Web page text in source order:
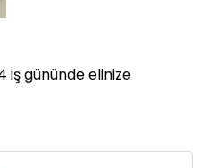
iş gününde elinize